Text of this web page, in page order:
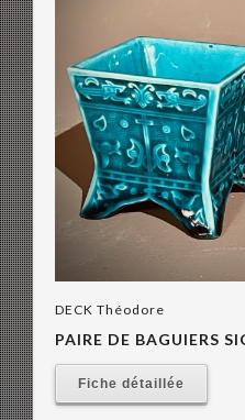
DECK Théodore
PAIRE DE BAGUIERS
Fiche détaillée